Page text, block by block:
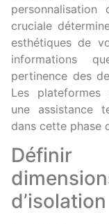
cruciale
esthétiques de
informations
pertinence des
Les plateformes
une assistance
dans cette phase